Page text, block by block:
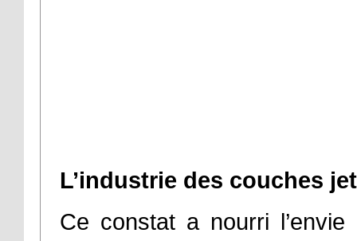
L’industrie des couches
Ce constat a nourri